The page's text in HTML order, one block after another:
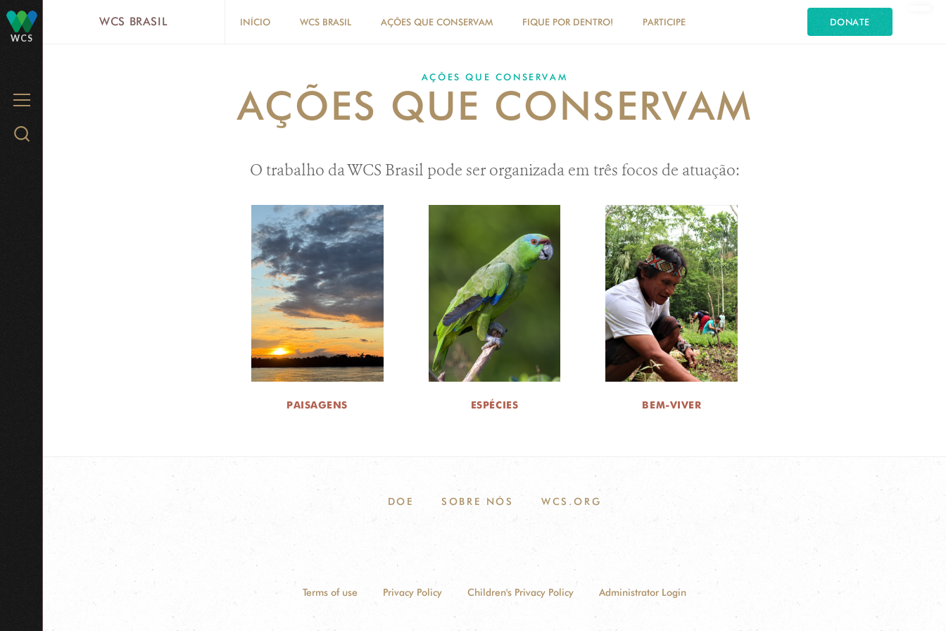
WCS
MENU
Search
WCS BRASIL INÍCIO WCS BRASIL AÇÕES QUE CONSERVAM FIQUE POR DENTRO! PARTICIPE DONATE
AÇÕES QUE CONSERVAM
AÇÕES QUE CONSERVAM
O trabalho da WCS Brasil pode ser organizada em três focos de atuação:
PAISAGENS ESPÉCIES BEM-VIVER
DOE SOBRE NÓS WCS.ORG
Terms of use Privacy Policy Children's Privacy Policy Administrator Login